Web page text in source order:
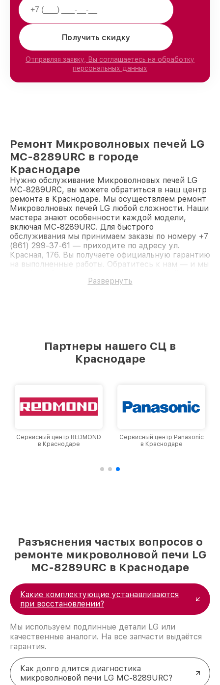
Получить скидку
Отправляя заявку, Вы соглашаетесь на обработку
персональных данных
Ремонт Микроволновых печей LG
MC-8289URC в городе
Краснодаре
Нужно обслуживание Микроволновых печей LG
MC-8289URC, вы можете обратиться в наш центр
ремонта в Краснодаре. Мы осуществляем ремонт
Микроволновых печей LG любой сложности. Наши
мастера знают особенности каждой модели,
включая MC-8289URC. Для быстрого
обслуживания мы принимаем заказы по номеру +7
(861) 299-37-61 — приходите по адресу ул.
Красная, 176. Вы получаете официальную гарантию
на выполненные работы. Обратитесь к нам — и мы
Развернуть
Партнеры нашего СЦ в
Краснодаре
Сервисный центр REDMOND
в Краснодаре
Сервисный центр Panasonic
в Краснодаре
Разъяснения частых вопросов о
ремонте микроволновой печи LG
MC-8289URC в Краснодаре
Какие комплектующие устанавливаются
при восстановлении?
Мы используем подлинные детали LG или
качественные аналоги. На все запчасти выдаётся
гарантия.
Как долго длится диагностика
микроволновой печи LG MC-8289URC?